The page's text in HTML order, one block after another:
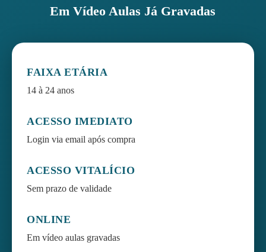
Em Vídeo Aulas Já Gravadas
FAIXA ETÁRIA
14 à 24 anos
ACESSO IMEDIATO
Login via email após compra
ACESSO VITALÍCIO
Sem prazo de validade
ONLINE
Em vídeo aulas gravadas